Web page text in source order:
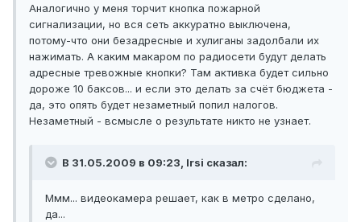
Аналогично у меня торчит кнопка пожарной
сигнализации, но вся сеть аккуратно выключена,
потому-что они безадресные и хулиганы задолбали их
нажимать. А каким макаром по радиосети будут делать
адресные тревожные кнопки? Там активка будет сильно
дороже 10 баксов... и если это делать за счёт бюджета -
да, это опять будет незаметный попил налогов.
Незаметный - всмысле о результате никто не узнает.
В 31.05.2009 в 09:23, Irsi сказал:
Ммм... видеокамера решает, как в метро сделано,
да...